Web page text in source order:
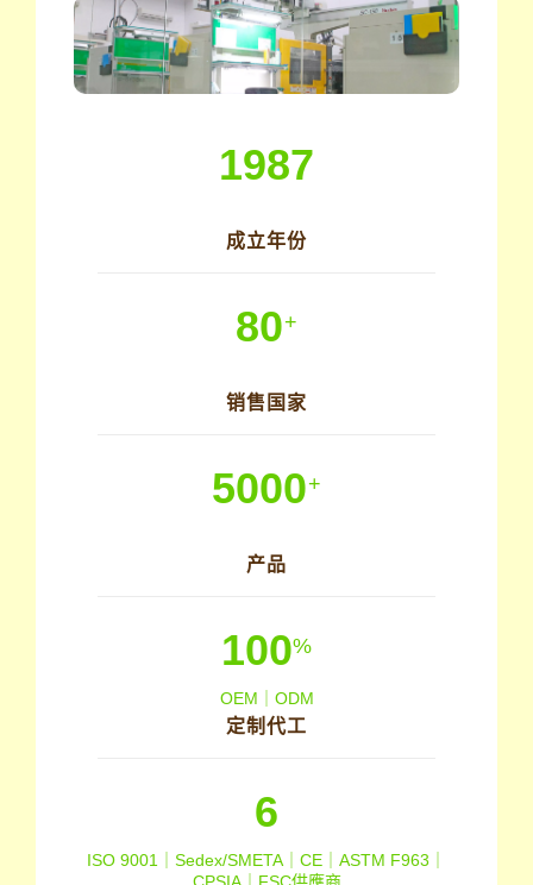
1987
成立年份
80+
销售国家
5000+
产品
100%
OEM｜ODM
定制代工
6
ISO 9001｜Sedex/SMETA｜CE｜ASTM F963｜